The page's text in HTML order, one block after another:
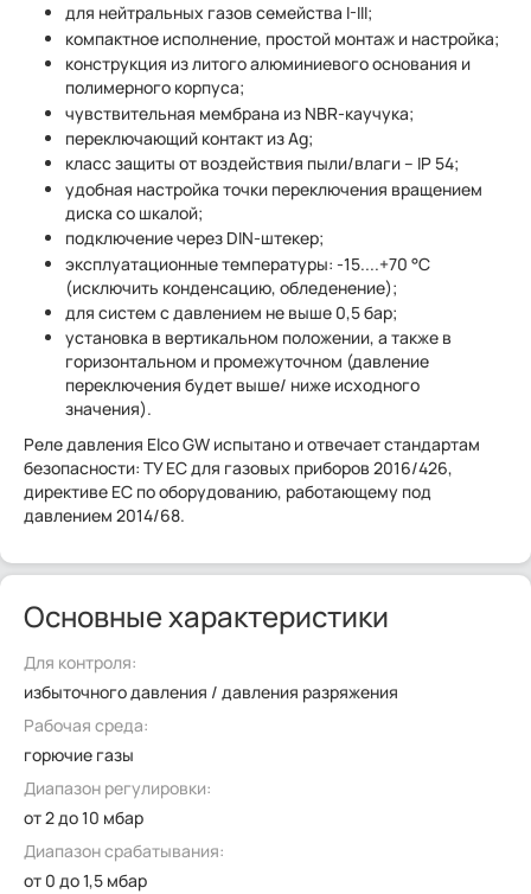
для нейтральных газов семейства I-III;
компактное исполнение, простой монтаж и настройка;
конструкция из литого алюминиевого основания и
полимерного корпуса;
чувствительная мембрана из NBR-каучука;
переключающий контакт из Ag;
класс защиты от воздействия пыли/влаги – IP 54;
удобная настройка точки переключения вращением
диска со шкалой;
подключение через DIN-штекер;
эксплуатационные температуры: -15....+70 °C
(исключить конденсацию, обледенение);
для систем с давлением не выше 0,5 бар;
установка в вертикальном положении, а также в
горизонтальном и промежуточном (давление
переключения будет выше/ ниже исходного
значения).
Реле давления Elco GW испытано и отвечает стандартам
безопасности: ТУ ЕС для газовых приборов 2016/426,
директиве ЕС по оборудованию, работающему под
давлением 2014/68.
Основные характеристики
Для контроля:
избыточного давления / давления разряжения
Рабочая среда:
горючие газы
Диапазон регулировки:
от 2 до 10 мбар
Диапазон срабатывания:
от 0 до 1,5 мбар